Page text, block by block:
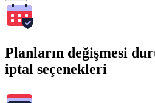
Planların değişmesi
iptal seçenekleri